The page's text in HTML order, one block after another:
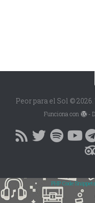
Peor para el Sol ©
Funciona con -
PHP Code Snippets